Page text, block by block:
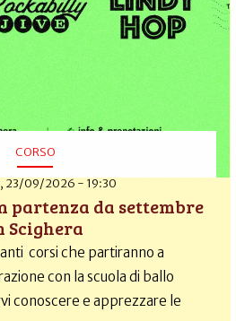
CORSO
23/09/2026 - 19:30
partenza da settembre
Scighera
corsi che partiranno a
con la scuola di ballo
conoscere e apprezzare le